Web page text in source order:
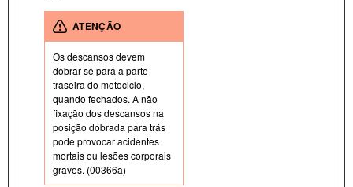
ATENÇÃO
Os descansos devem
dobrar-se para a parte
traseira do motociclo,
quando fechados. A não
fixação dos descansos na
posição dobrada para trás
pode provocar acidentes
mortais ou lesões corporais
graves. (00366a)